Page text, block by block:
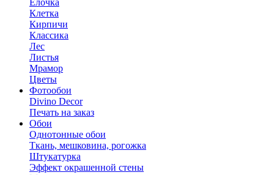
Елочка
Клетка
Кирпичи
Классика
Лес
Листья
Мрамор
Цветы
Фотообои
Divino Decor
Печать на заказ
Обои
Однотонные обои
Ткань, мешковина, рогожка
Штукатурка
Эффект окрашенной стены